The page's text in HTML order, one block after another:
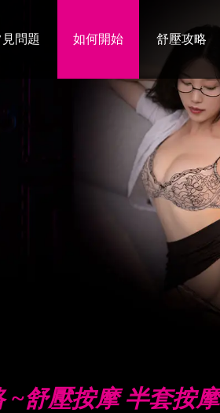
問題 如何開始 舒壓攻略
~舒壓按摩 半套按摩